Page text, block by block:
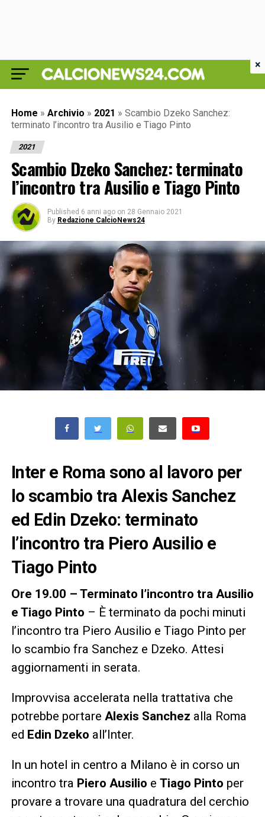
Home » Archivio » 2021 » Scambio Dzeko Sanchez:
terminato l’incontro tra Ausilio e Tiago Pinto
2021
Scambio Dzeko Sanchez: terminato
l’incontro tra Ausilio e Tiago Pinto
Published 6 anni ago on 28 Gennaio 2021
By Redazione CalcioNews24
Inter e Roma sono al lavoro per
lo scambio tra Alexis Sanchez
ed Edin Dzeko: terminato
l’incontro tra Piero Ausilio e
Tiago Pinto
Ore 19.00 – Terminato l’incontro tra Ausilio
e Tiago Pinto – È terminato da pochi minuti
l’incontro tra Piero Ausilio e Tiago Pinto per
lo scambio fra Sanchez e Dzeko. Attesi
aggiornamenti in serata.
Improvvisa accelerata nella trattativa che
potrebbe portare Alexis Sanchez alla Roma
ed Edin Dzeko all’Inter.
In un hotel in centro a Milano è in corso un
incontro tra Piero Ausilio e Tiago Pinto per
provare a trovare una quadratura del cerchio
×